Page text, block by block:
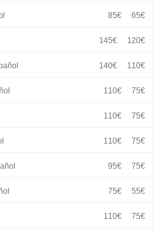
65€
85€
120€
145€
110€
140€
75€
110€
75€
110€
75€
110€
75€
95€
55€
75€
75€
110€